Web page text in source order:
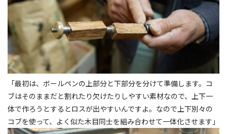
「最初は、ボールペンの上部分と下部分を分けて準備します。コ
ブはそのままだと割れたり欠けたりしやすい素材なので、上下一
体で作ろうとするとロスが出やすいんですよ。なので上下別々の
コブを使って、よく似た木目同士を組み合わせて一体化させます」